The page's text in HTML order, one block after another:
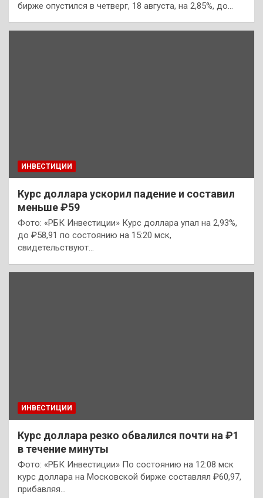
бирже опустился в четверг, 18 августа, на 2,85%, до…
ИНВЕСТИЦИИ
Курс доллара ускорил падение и составил
меньше ₽59
Фото: «РБК Инвестиции» Курс доллара упал на 2,93%,
до ₽58,91 по состоянию на 15:20 мск,
свидетельствуют…
ИНВЕСТИЦИИ
Курс доллара резко обвалился почти на ₽1
в течение минуты
Фото: «РБК Инвестиции» По состоянию на 12:08 мск
курс доллара на Московской бирже составлял ₽60,97,
прибавляя…